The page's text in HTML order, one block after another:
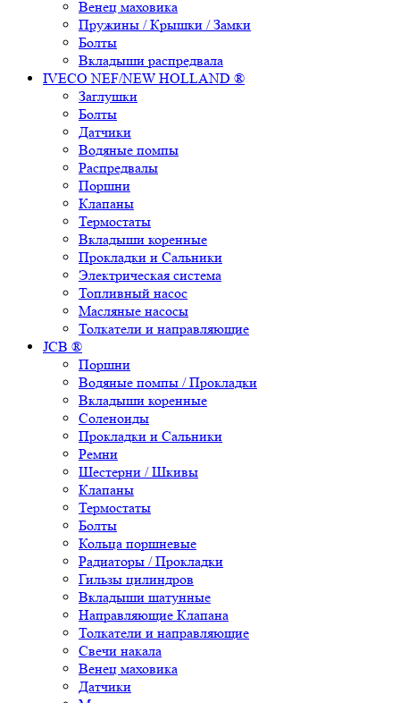
Венец маховика
Пружины / Крышки / Замки
Болты
Вкладыши распредвала
IVECO NEF/NEW HOLLAND ®
Заглушки
Болты
Датчики
Водяные помпы
Распредвалы
Поршни
Клапаны
Термостаты
Вкладыши коренные
Прокладки и Сальники
Электрическая система
Топливный насос
Масляные насосы
Толкатели и направляющие
JCB ®
Поршни
Водяные помпы / Прокладки
Вкладыши коренные
Соленоиды
Прокладки и Сальники
Ремни
Шестерни / Шкивы
Клапаны
Термостаты
Болты
Кольца поршневые
Радиаторы / Прокладки
Гильзы цилиндров
Вкладыши шатунные
Направляющие Клапана
Толкатели и направляющие
Свечи накала
Венец маховика
Датчики